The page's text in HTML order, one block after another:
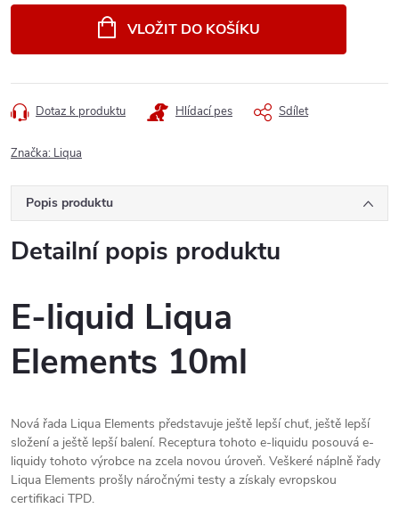
VLOŽIT DO KOŠÍKU
Dotaz k produktu Hlídací pes Sdílet
Značka: Liqua
Popis produktu
Detailní popis produktu
E-liquid Liqua
Elements 10ml
Nová řada Liqua Elements představuje ještě lepší chuť, ještě lepší
složení a ještě lepší balení. Receptura tohoto e-liquidu posouvá e-
liquidy tohoto výrobce na zcela novou úroveň. Veškeré náplně řady
Liqua Elements prošly náročnými testy a získaly evropskou
certifikaci TPD.